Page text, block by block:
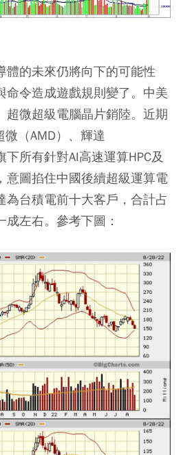
體的未來仍將向下的可能性
命令造成遊戲規則變了。中美
超微超級電腦晶片銷陸。近期
微（AMD）、輝達
下所有針對AI高速運算HPC及
意圖掐住中國後續超級運算電
為台積電前十大客戶，合計占
左右。參考下圖：